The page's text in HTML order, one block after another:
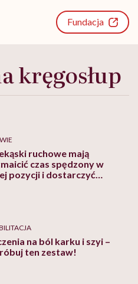
Fundacja
kręgosłup
ruchowe mają
czas spędzony w
pozycji i dostarczyć
na ból karku i szyi –
ten zestaw!